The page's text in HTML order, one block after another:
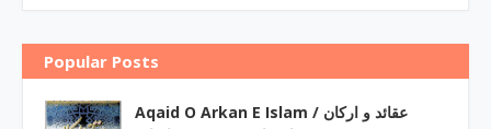
Popular Posts
Aqaid O Arkan E Islam / عقائد و ارکان